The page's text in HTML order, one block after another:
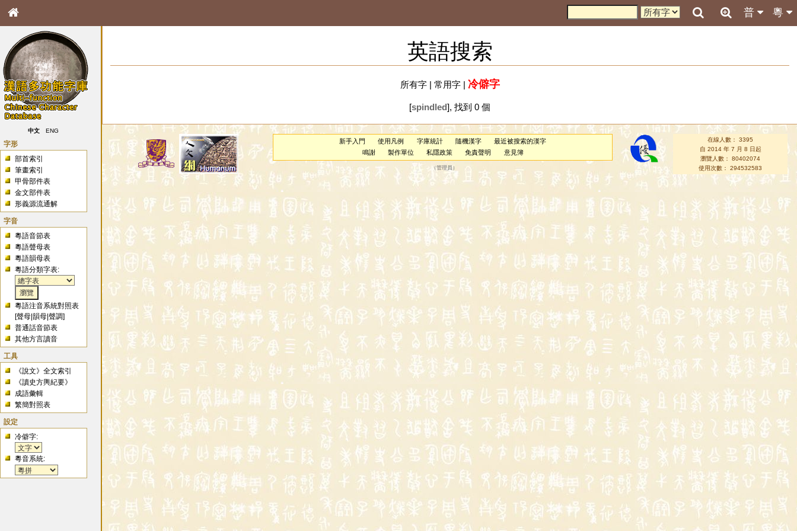
粵
普
中文 ENG
字形
部首索引
筆畫索引
甲骨部件表
金文部件表
形義源流通解
字音
粵語音節表
粵語聲母表
粵語韻母表
粵語分類字表:
粵語注音系統對照表
[聲母 |韻母 |聲調]
普通話音節表
其他方言讀音
工具
《說文》全文索引
《讀史方輿紀要》
成語彙輯
繁簡對照表
設定
冷僻字:
粵音系統:
英語搜索
所有字| 常用字| 冷僻字
[spindled], 找到 0 個
新手入門 使用凡例 字庫統計 隨機漢字
最近被搜索的漢字
鳴謝
製作單位 私隱政策 免責聲明 意見簿
（管理員 ）
在線人數： 3395
自 2014 年 7 月 8 日起
瀏覽人數： 80402074
使用次數： 294532583